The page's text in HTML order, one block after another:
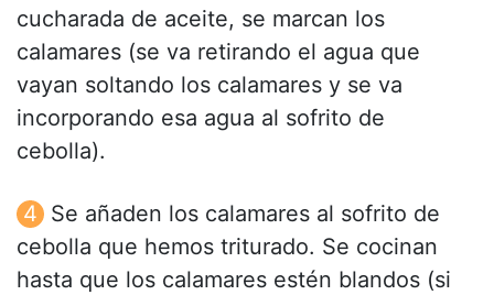
cucharada de aceite, se marcan los
calamares (se va retirando el agua que
vayan soltando los calamares y se va
incorporando esa agua al sofrito de
cebolla).
Se añaden los calamares al sofrito de
cebolla que hemos triturado. Se cocinan
hasta que los calamares estén blandos (si